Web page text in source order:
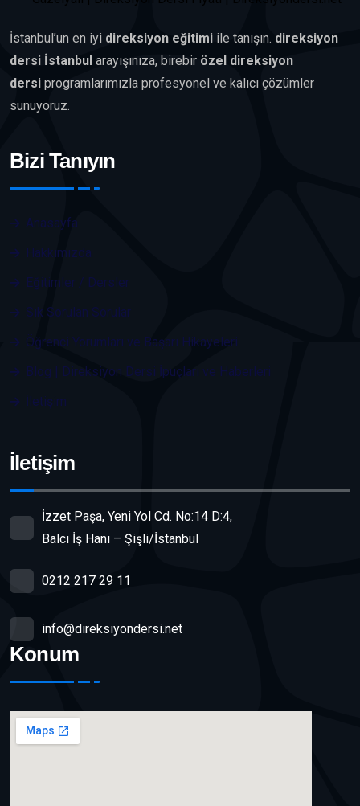
İstanbul’un en iyi direksiyon eğitimi ile tanışın. direksiyon
dersi İstanbul arayışınıza, birebir özel direksiyon
dersi programlarımızla profesyonel ve kalıcı çözümler
sunuyoruz.
Bizi Tanıyın
Anasayfa
Hakkımızda
Eğitimler / Dersler
Sık Sorulan Sorular
Öğrenci Yorumları ve Başarı Hikayeleri
Blog | Direksiyon Dersi İpuçları ve Haberleri
İletişim
İletişim
İzzet Paşa, Yeni Yol Cd. No:14 D:4,
Balcı İş Hanı – Şişli/İstanbul
0212 217 29 11
info@direksiyondersi.net
Konum